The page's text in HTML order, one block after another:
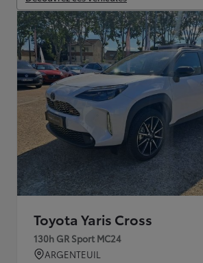
Toyota Yaris Cross
130h GR Sport MC24
ARGENTEUIL